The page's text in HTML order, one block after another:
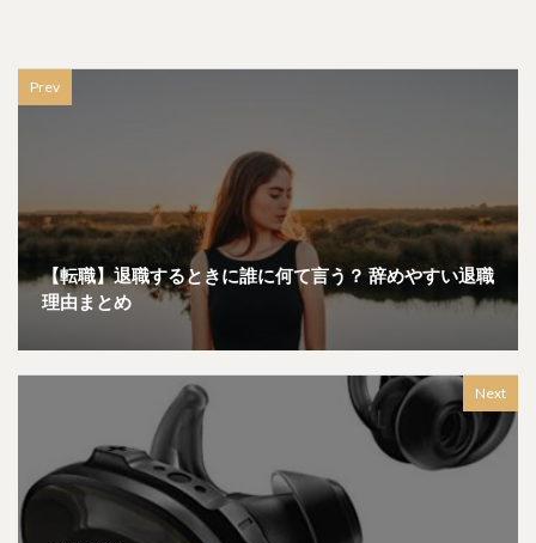
Prev
【転職】退職するときに誰に何て言う？ 辞めやすい退職
理由まとめ
Next